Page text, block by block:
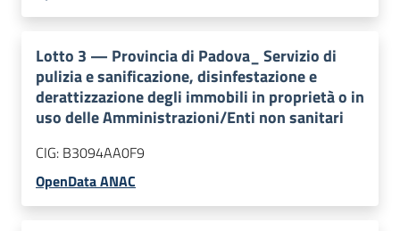
Lotto 3 — Provincia di Padova_ Servizio di
pulizia e sanificazione, disinfestazione e
derattizzazione degli immobili in proprietà o in
uso delle Amministrazioni/Enti non sanitari
CIG: B3094AA0F9
OpenData ANAC